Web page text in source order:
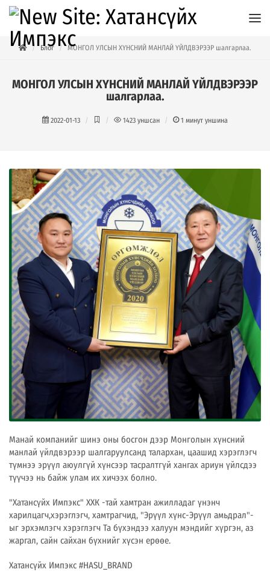
Блог МОНГОЛ УЛСЫН ХҮНСНИЙ МАНЛАЙ ҮЙЛДВЭРЭЭР шалгарлаа.
МОНГОЛ УЛСЫН ХҮНСНИЙ МАНЛАЙ ҮЙЛДВЭРЭЭР
шалгарлаа.
2022-01-13 1423 уншсан 1 минут уншина
Манай компанийг шинэ оны босгон дээр Монголын хүнсний
манлай үйлдвэрээр шалгаруулсанд талархан, цаашид хэрэглэгч
түмнээ эрүүл аюулгүй хүнсээр тасралтгүй хангах ариун үйлсдээ
түүчээ нь байж улам их хичээх болно.
"Хатансүйх Импэкс" ХХК -тай хамтран ажилладаг үнэнч
харилцагч,хэрэглэгч, хамтрагчид, "Эрүүл хүнс-Эрүүл амьдрал"-
ыг эрхэмлэгч хэрэглэгч Та бүхэндээ халуун мэндийг хүргэн, аз
жаргал, сайн сайхан бүхнийг хүсэн ерөөе.
Хатансүйх Импэкс #HASU_BRAND